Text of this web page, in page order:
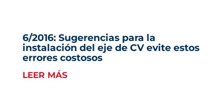
6/2016: Sugerencias para la
instalación del eje de CV evite estos
errores costosos
LEER MÁS